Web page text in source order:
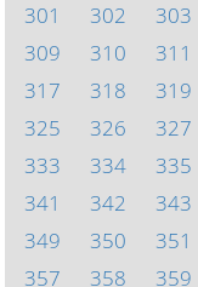
301
302 303
309
310 311
317
318 319
325
326 327
333
334 335
341
342 343
349
350 351
357
358 359